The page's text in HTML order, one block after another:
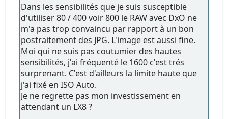
Dans les sensibilités que je suis susceptible
d'utiliser 80 / 400 voir 800 le RAW avec DxO ne
m'a pas trop convaincu par rapport à un bon
postraitement des JPG. L'image est aussi fine.
Moi qui ne suis pas coutumier des hautes
sensibilités, j'ai fréquenté le 1600 c'est trés
surprenant. C'est d'ailleurs la limite haute que
j'ai fixé en ISO Auto.
Je ne regrette pas mon investissement en
attendant un LX8 ?